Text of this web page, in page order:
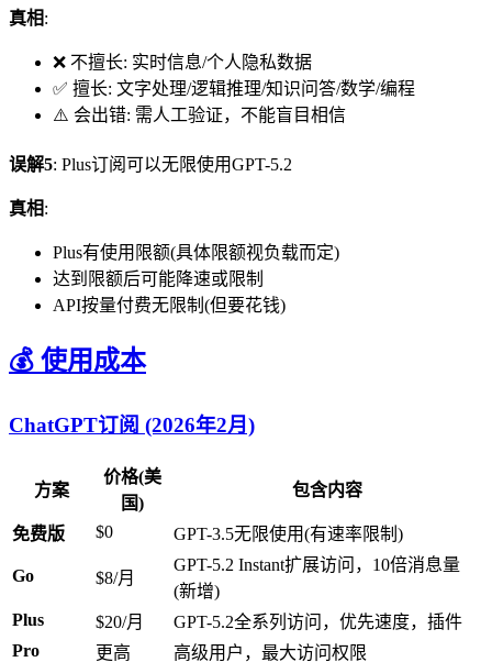
真相:
❌ 不擅长: 实时信息/个人隐私数据
✅ 擅长: 文字处理/逻辑推理/知识问答/数学/编程
⚠️ 会出错: 需人工验证，不能盲目相信
误解5: Plus订阅可以无限使用GPT-5.2
真相:
Plus有使用限额(具体限额视负载而定)
达到限额后可能降速或限制
API按量付费无限制(但要花钱)
💰 使用成本
ChatGPT订阅 (2026年2月)
方案
价格(美
国)
包含内容
免费版 $0 GPT-3.5无限使用(有速率限制)
Go $8/月
GPT-5.2 Instant扩展访问，10倍消息量
(新增)
Plus
$20/月
GPT-5.2全系列访问，优先速度，插件
Pro
更高
高级用户，最大访问权限